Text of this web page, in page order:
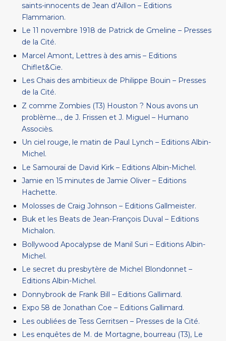
saints-innocents de Jean d’Aillon – Editions
Flammarion.
Le 11 novembre 1918 de Patrick de Gmeline – Presses
de la Cité.
Marcel Amont, Lettres à des amis – Editions
Chiflet&Cie.
Les Chais des ambitieux de Philippe Bouin – Presses
de la Cité.
Z comme Zombies (T3) Houston ? Nous avons un
problème…, de J. Frissen et J. Miguel – Humano
Associès.
Un ciel rouge, le matin de Paul Lynch – Editions Albin-
Michel.
Le Samouraï de David Kirk – Editions Albin-Michel.
Jamie en 15 minutes de Jamie Oliver – Editions
Hachette.
Molosses de Craig Johnson – Editions Gallmeister.
Buk et les Beats de Jean-François Duval – Editions
Michalon.
Bollywood Apocalypse de Manil Suri – Editions Albin-
Michel.
Le secret du presbytère de Michel Blondonnet –
Editions Albin-Michel.
Donnybrook de Frank Bill – Editions Gallimard.
Expo 58 de Jonathan Coe – Editions Gallimard.
Les oubliées de Tess Gerritsen – Presses de la Cité.
Les enquêtes de M. de Mortagne, bourreau (T3), Le